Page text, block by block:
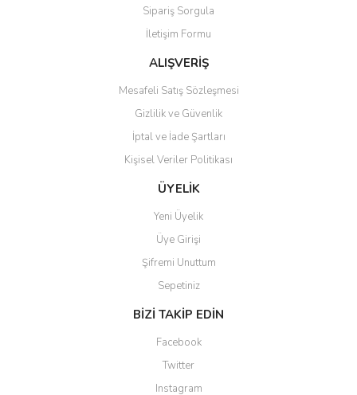
Ürün bilgilerinde hatalar bulunuyor.
Ürün fiyatı diğer sitelerden daha pahalı.
Bu ürüne benzer farklı alternatifler olmalı.
Gönder
Sipariş Sorgula
İletişim Formu
ALIŞVERİŞ
Mesafeli Satış Sözleşmesi
Gizlilik ve Güvenlik
İptal ve İade Şartları
Kişisel Veriler Politikası
ÜYELİK
Yeni Üyelik
Üye Girişi
Şifremi Unuttum
Sepetiniz
BİZİ TAKİP EDİN
Facebook
Twitter
Instagram